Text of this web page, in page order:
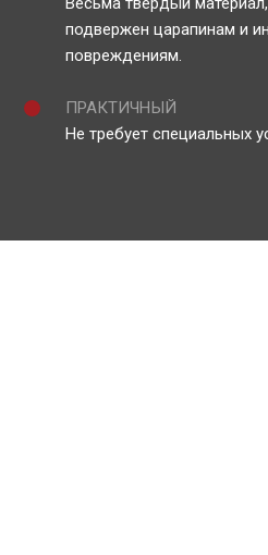
подвержен царапинам и
повреждениям.
ПРАКТИЧНЫЙ
Не требует специальных